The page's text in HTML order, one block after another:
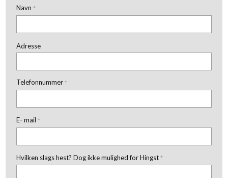
Navn*
Adresse
Telefonnummer*
E- mail*
Hvilken slags hest? Dog ikke mulighed for Hingst*